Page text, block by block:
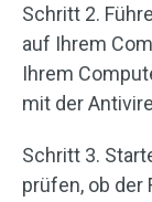
Schritt 2.
auf Ihrem
Ihrem
mit der
Schritt 3.
prüfen, ob der